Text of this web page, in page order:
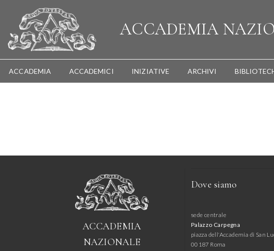
ACCADEMIA
ACCADEMIA ACCADEMICI INIZIATIVE ARCHIVI
ACCADEMIA
NAZIONALE
Dove siamo
sede centrale
Palazzo Carpegna
piazza dell'Accademia di San
00187 Roma